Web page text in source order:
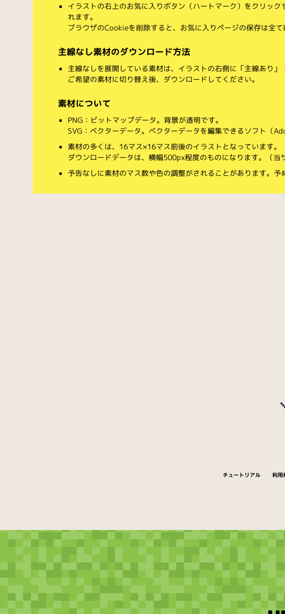
イラストの右上のお気に入りボタン（ハートマーク）をクリック
れます。
ブラウザのCookieを削除すると、お気に入りページの保存は全て
主線なし素材のダウンロード方法
主線なしを展開している素材は、イラストの右側に「主線あり」
ご希望の素材に切り替え後、ダウンロードしてください。
素材について
PNG：ビットマップデータ。背景が透明です。
SVG：ベクターデータ。ベクターデータを編集できるソフト（
素材の多くは、16マス×16マス前後のイラストとなっています。
ダウンロードデータは、横幅500px程度のものになります。（当
予告なしに素材のマス数や色の調整がされることがあります。予
チュートリアル 利用